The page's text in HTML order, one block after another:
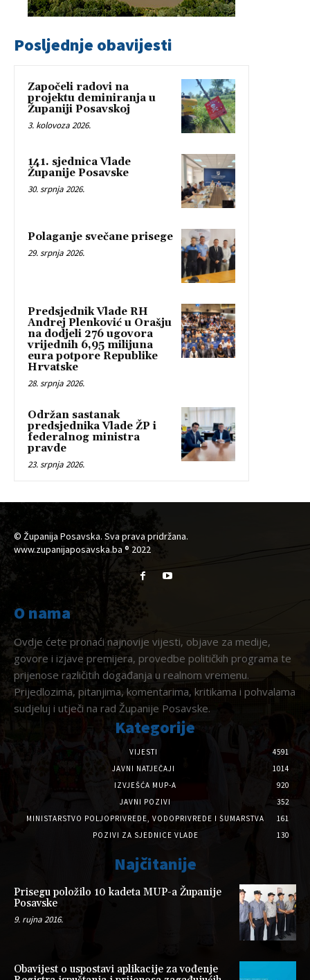
Posljednje obavijesti
Započeli radovi na
projektu deminiranja u
Županiji Posavskoj
3. kolovoza 2026.
141. sjednica Vlade
Županije Posavske
30. srpnja 2026.
Polaganje svečane prisege
29. srpnja 2026.
Predsjednik Vlade RH
Andrej Plenković u Orašju
na dodjeli 276 ugovora
vrijednih 6,95 milijuna
eura potpore Republike
Hrvatske
28. srpnja 2026.
Održan sastanak
predsjednika Vlade ŽP i
federalnog ministra
pravde
23. srpnja 2026.
© Županija Posavska. Sva prava pridržana.
www.zupanijaposavska.ba ® 2022
O nama
Ovdje ćete pronaći najnovije vijesti, objave za medije,
govore i izjave premijera, provedbe političkih programa te
prijenose različitih događanja u realnom vremenu.
Prijedlozima, pitanjima, komentarima, kritikama i pohvalama
sudjeluj i utječi na rad Županije Posavske.
Kategorije
VIJESTI
4591
JAVNI NATJEČAJI
1014
IZVJEŠĆA MUP-A
920
JAVNI POZIVI
352
MINISTARSTVO POLJOPRIVREDE, VODOPRIVREDE I ŠUMARSTVA
161
POZIVI ZA SJEDNICE VLADE
130
Najčitanije
Prisegu položilo 10 kadeta MUP-a Županije
Posavske
9. rujna 2016.
Obavijest o uspostavi aplikacije za vođenje